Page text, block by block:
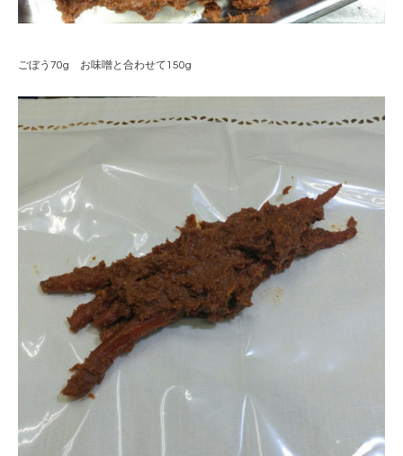
ごぼう70g お味噌と合わせて150g